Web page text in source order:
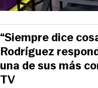
“Siempre dice
Rodríguez
una de sus más
TV